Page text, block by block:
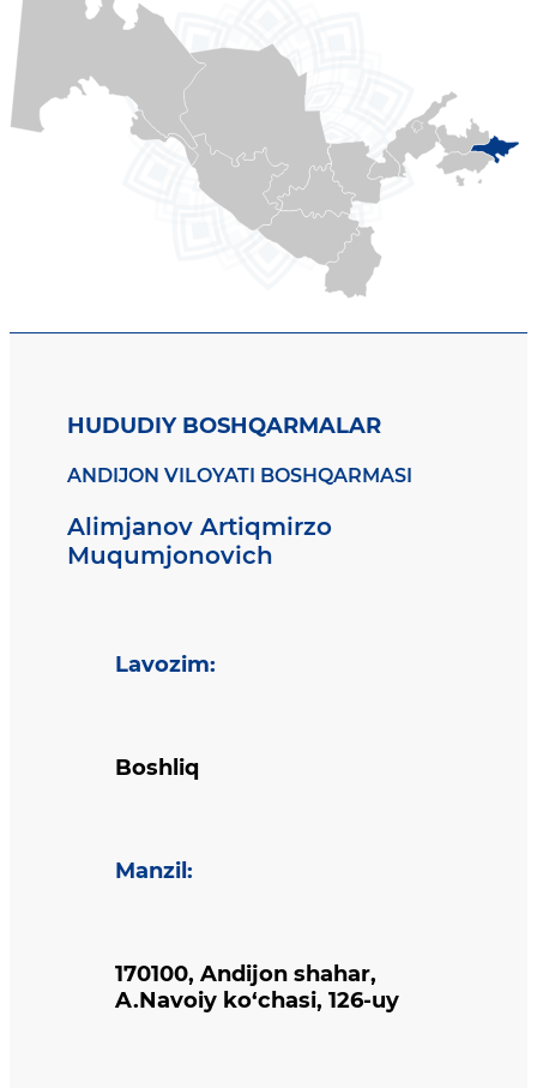
HUDUDIY BOSHQARMALAR
ANDIJON VILOYATI BOSHQARMASI
Alimjanov Artiqmirzo
Muqumjonovich
Lavozim:
Boshliq
Manzil :
170100, Andijon shahar,
A.Navoiy ko‘chasi, 126-uy